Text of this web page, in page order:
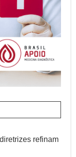
refinam